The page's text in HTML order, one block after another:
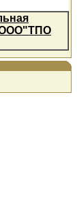
ООО"ТПО